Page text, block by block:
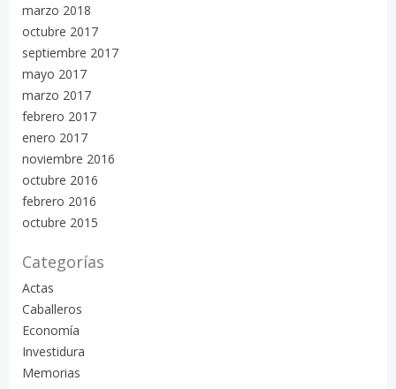
marzo 2018
octubre 2017
septiembre 2017
mayo 2017
marzo 2017
febrero 2017
enero 2017
noviembre 2016
octubre 2016
febrero 2016
octubre 2015
Categorías
Actas
Caballeros
Economía
Investidura
Memorias